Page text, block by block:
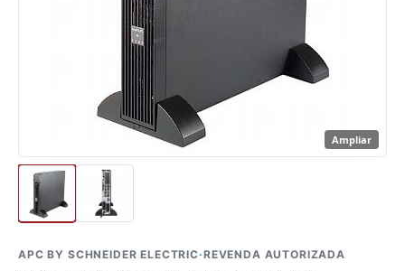
Ampliar
APC BY SCHNEIDER ELECTRIC·REVENDA AUTORIZADA